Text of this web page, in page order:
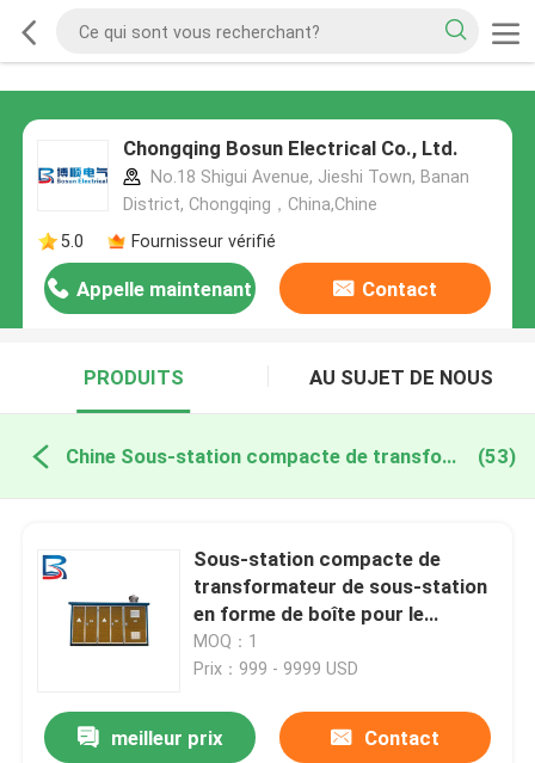
Chongqing Bosun Electrical Co., Ltd.
No.18 Shigui Avenue, Jieshi Town, Banan
District, Chongqing，China,Chine
5.0
Fournisseur vérifié
Appelle maintenant Contact
PRODUITS AU SUJET DE NOUS
Chine Sous-station compacte de transformateur (53)
Sous-station compacte de
transformateur de sous-station
en forme de boîte pour le
transport d'énergie
MOQ：1
Prix：999 - 9999 USD
meilleur prix Contact